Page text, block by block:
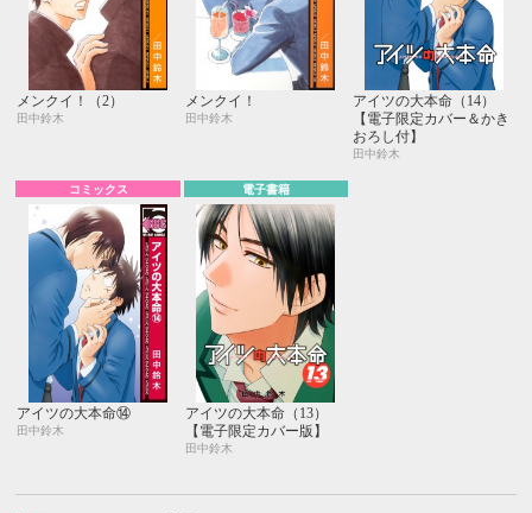
メンクイ！（2）
田中鈴木
メンクイ！
田中鈴木
アイツの大本命（14）
【電子限定カバー＆かき
おろし付】
田中鈴木
コミックス
アイツの大本命⑭
田中鈴木
電子書籍
アイツの大本命（13）
【電子限定カバー版】
田中鈴木